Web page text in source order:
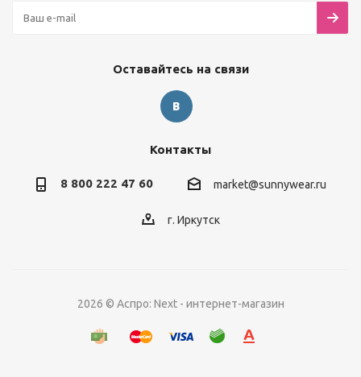
Оставайтесь на связи
Контакты
8 800 222 47 60 market@sunnywear.ru
г. Иркутск
2026 © Аспро: Next - интернет-магазин